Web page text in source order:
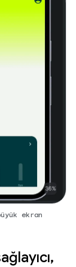
ekran